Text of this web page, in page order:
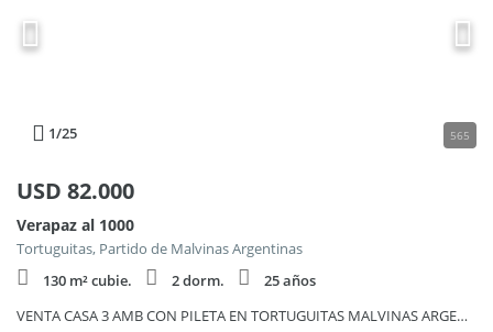
1/25 565
USD 82.000
Verapaz al 1000
Tortuguitas, Partido de Malvinas Argentinas
130 m² cubie.
2 dorm.
25 años
VENTA CASA 3 AMB CON PILETA EN TORTUGUITAS MALVINAS ARGENTINAS